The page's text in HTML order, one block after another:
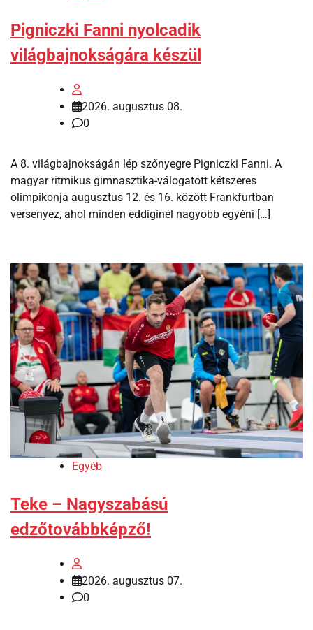
Pigniczki Fanni nyolcadik
világbajnokságára készül
2026. augusztus 08.
0
A 8. világbajnokságán lép szőnyegre Pigniczki Fanni. A
magyar ritmikus gimnasztika-válogatott kétszeres
olimpikonja augusztus 12. és 16. között Frankfurtban
versenyez, ahol minden eddiginél nagyobb egyéni […]
Egyéb
Teke – Nagyszabású
edzőtovábbképző!
2026. augusztus 07.
0